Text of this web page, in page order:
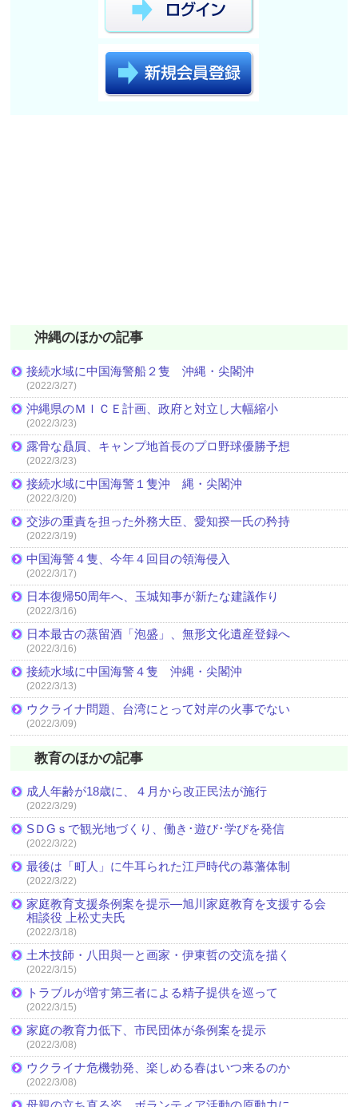
沖縄のほかの記事
接続水域に中国海警船２隻 沖縄・尖閣沖
(2022/3/27)
沖縄県のＭＩＣＥ計画、政府と対立し大幅縮小
(2022/3/23)
露骨な贔屓、キャンプ地首長のプロ野球優勝予想
(2022/3/23)
接続水域に中国海警１隻沖 縄・尖閣沖
(2022/3/20)
交渉の重責を担った外務大臣、愛知揆一氏の矜持
(2022/3/19)
中国海警４隻、今年４回目の領海侵入
(2022/3/17)
日本復帰50周年へ、玉城知事が新たな建議作り
(2022/3/16)
日本最古の蒸留酒「泡盛」、無形文化遺産登録へ
(2022/3/16)
接続水域に中国海警４隻 沖縄・尖閣沖
(2022/3/13)
ウクライナ問題、台湾にとって対岸の火事でない
(2022/3/09)
教育のほかの記事
成人年齢が18歳に、４月から改正民法が施行
(2022/3/29)
SＤGｓで観光地づくり、働き･遊び･学びを発信
(2022/3/22)
最後は「町人」に牛耳られた江戸時代の幕藩体制
(2022/3/22)
家庭教育支援条例案を提示―旭川家庭教育を支援する会
相談役 上松丈夫氏
(2022/3/18)
土木技師・八田與一と画家・伊東哲の交流を描く
(2022/3/15)
トラブルが増す第三者による精子提供を巡って
(2022/3/15)
家庭の教育力低下、市民団体が条例案を提示
(2022/3/08)
ウクライナ危機勃発、楽しめる春はいつ来るのか
(2022/3/08)